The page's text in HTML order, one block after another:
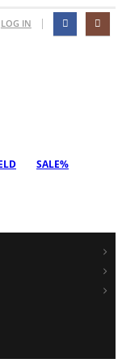
LOG IN |
SALE%